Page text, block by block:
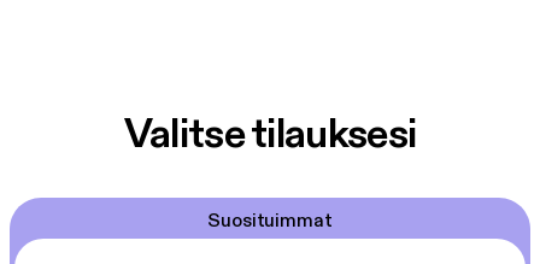
Valitse tilauksesi
Suosituimmat